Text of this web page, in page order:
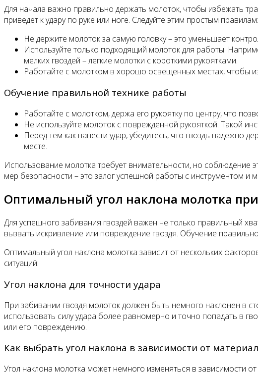
Для начала важно правильно держать молоток, чтобы избежать
приведет к удару по руке или ноге. Следуйте этим простым правилам:
Не держите молоток за самую головку – это уменьшает
Используйте только подходящий молоток для работы.
мелких гвоздей – легкие молотки с короткими рукоятками.
Работайте с молотком в хорошо освещенных местах, чтобы
Обучение правильной технике работы
Работайте с молотком, держа его рукоятку по центру, что
Не используйте молоток с поврежденной рукояткой. Такой
Перед тем как нанести удар, убедитесь, что гвоздь надежно
месте.
Использование молотка требует внимательности, но
мер безопасности – это залог успешной работы с инструментом и
Оптимальный угол наклона молотка
Для успешного забивания гвоздей важен не только правильный
вызвать искривление или повреждение гвоздя. Обучение
Оптимальный угол наклона молотка зависит от нескольких
ситуаций:
Угол наклона для точности удара
При забивании гвоздя молоток должен быть немного наклонен в
использовать силу удара более равномерно и точно попадать в
или его повреждению.
Как выбрать угол наклона в зависимости от
Угол наклона молотка может немного изменяться в зависимости